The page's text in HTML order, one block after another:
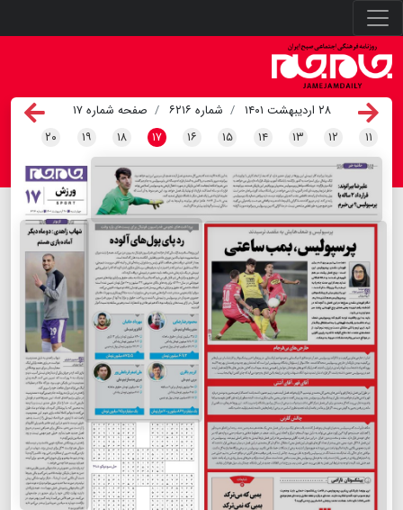
۲۸ اردیبهشت ۱۴۰۱ شماره ۶۲۱۶
صفحه شماره ۱۷
۱۱ ۱۲ ۱۳ ۱۴ ۱۵ ۱۶ ۱۷ ۱۸ ۱۹ ۲۰